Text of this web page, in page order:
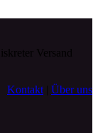
Kontakt
Über uns